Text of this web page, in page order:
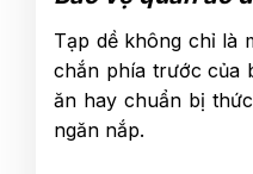
Tạp dề không chỉ là
chắn phía trước của
ăn hay chuẩn bị
ngăn nắp.